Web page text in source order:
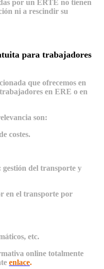
por un ERTE no tienen
ni a rescindir su
para trabajadores
que ofrecemos en
en ERE o en
son:
costes.
del transporte y
en el transporte por
etc.
online totalmente
enlace.